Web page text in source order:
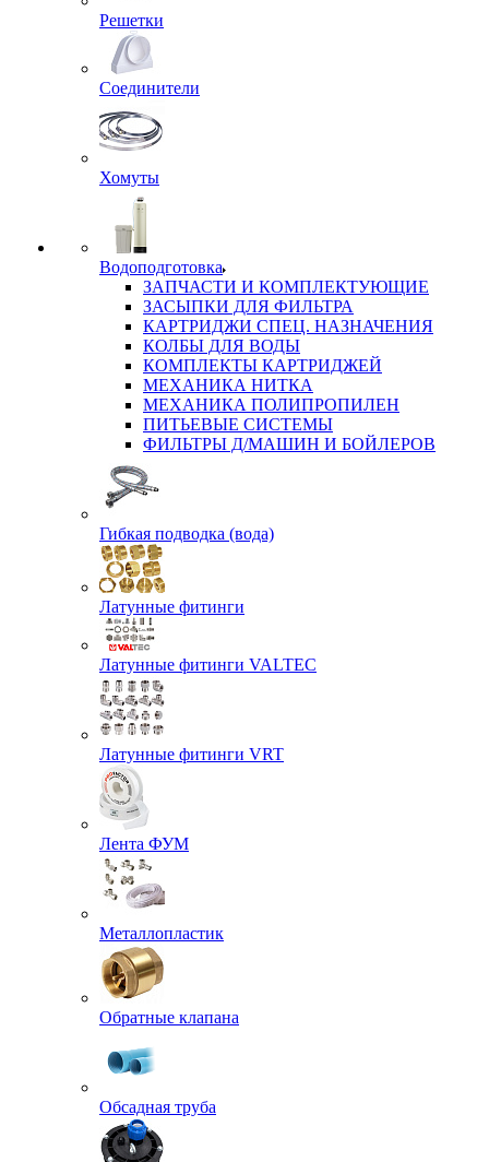
Решетки
Соединители
Хомуты
Водоподготовка
ЗАПЧАСТИ И КОМПЛЕКТУЮЩИЕ
ЗАСЫПКИ ДЛЯ ФИЛЬТРА
КАРТРИДЖИ СПЕЦ. НАЗНАЧЕНИЯ
КОЛБЫ ДЛЯ ВОДЫ
КОМПЛЕКТЫ КАРТРИДЖЕЙ
МЕХАНИКА НИТКА
МЕХАНИКА ПОЛИПРОПИЛЕН
ПИТЬЕВЫЕ СИСТЕМЫ
ФИЛЬТРЫ Д/МАШИН И БОЙЛЕРОВ
Гибкая подводка (вода)
Латунные фитинги
Латунные фитинги VALTEC
Латунные фитинги VRT
Лента ФУМ
Металлопластик
Обратные клапана
Обсадная труба